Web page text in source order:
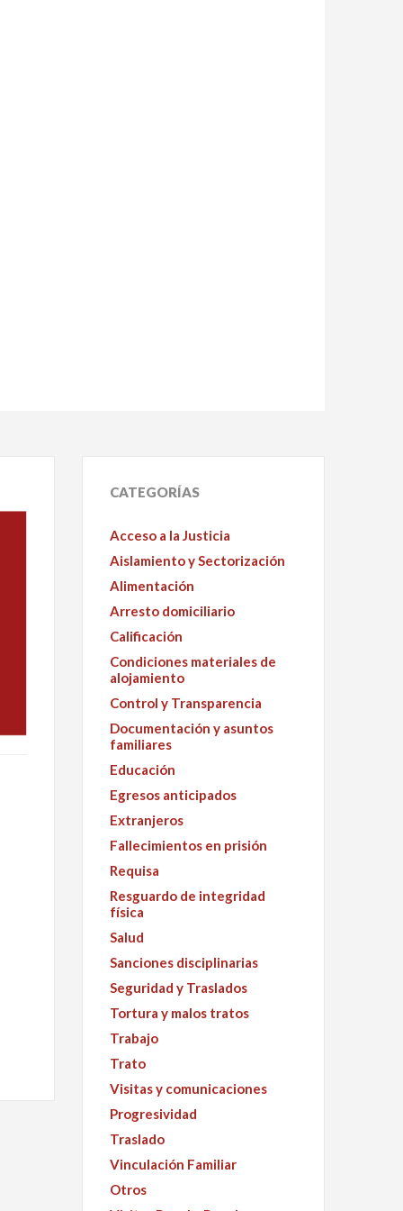
CATEGORÍAS
Acceso a la Justicia
Aislamiento y Sectorización
Alimentación
Arresto domiciliario
Calificación
Condiciones materiales de
alojamiento
Control y Transparencia
Documentación y asuntos
familiares
Educación
Egresos anticipados
Extranjeros
Fallecimientos en prisión
Requisa
Resguardo de integridad
física
Salud
Sanciones disciplinarias
Seguridad y Traslados
Tortura y malos tratos
Trabajo
Trato
Visitas y comunicaciones
Progresividad
Traslado
Vinculación Familiar
Otros